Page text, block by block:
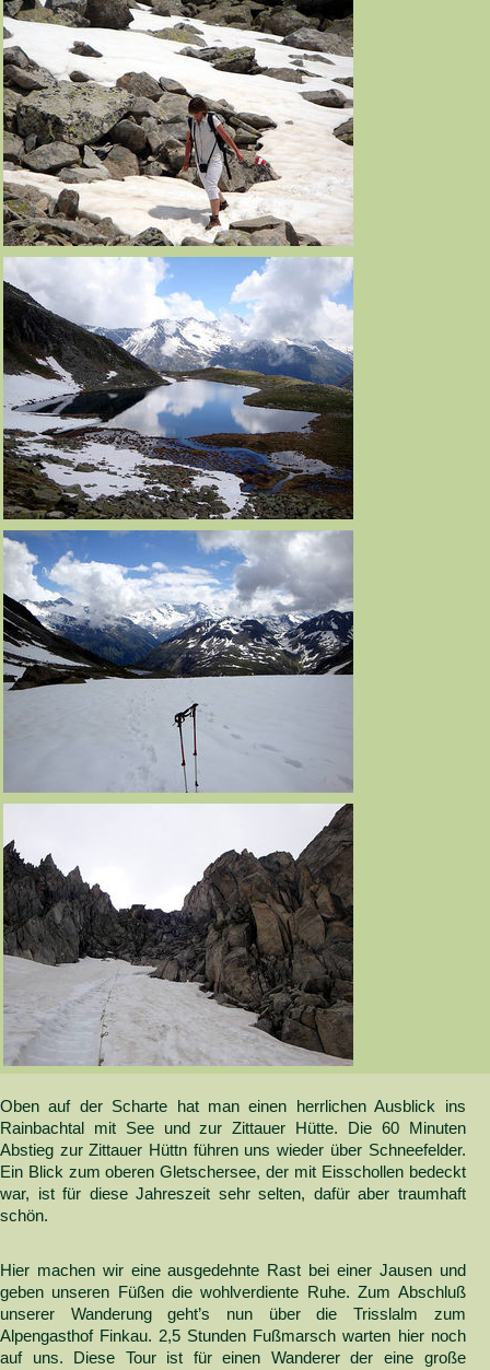
Oben auf der Scharte hat man einen herrlichen Ausblick ins
Rainbachtal mit See und zur Zittauer Hütte. Die 60 Minuten
Abstieg zur Zittauer Hüttn führen uns wieder über Schneefelder.
Ein Blick zum oberen Gletschersee, der mit Eisschollen bedeckt
war, ist für diese Jahreszeit sehr selten, dafür aber traumhaft
schön.
Hier machen wir eine ausgedehnte Rast bei einer Jausen und
geben unseren Füßen die wohlverdiente Ruhe. Zum Abschluß
unserer Wanderung geht’s nun über die Trisslalm zum
Alpengasthof Finkau. 2,5 Stunden Fußmarsch warten hier noch
auf uns. Diese Tour ist für einen Wanderer der eine große